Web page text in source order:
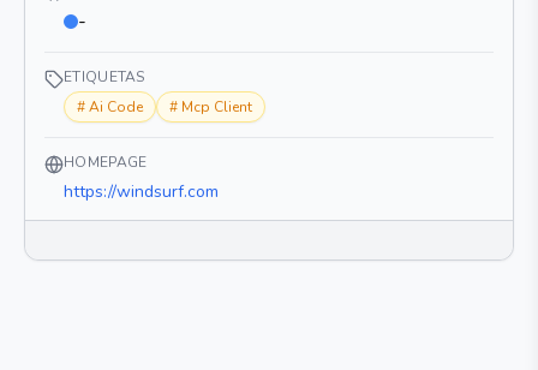
-
ETIQUETAS
#Ai Code # Mcp Client
HOMEPAGE
https://windsurf.com